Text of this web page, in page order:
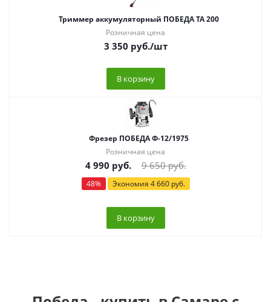
Триммер аккумуляторный ПОБЕДА ТА 200
Розничная цена
3 350 руб./шт
В корзину
Фрезер ПОБЕДА Ф-12/1975
Розничная цена
4 990 руб. 9 650руб.
48% Экономия 4 660руб.
В корзину